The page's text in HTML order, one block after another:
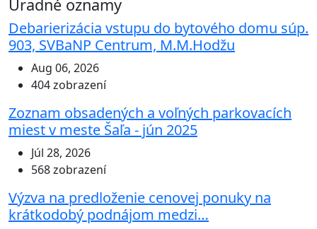
Úradné oznamy
Debarierizácia vstupu do bytového domu súp.
903, SVBaNP Centrum, M.M.Hodžu
Aug 06, 2026
404 zobrazení
Zoznam obsadených a voľných parkovacích
miest v meste Šaľa - jún 2025
Júl 28, 2026
568 zobrazení
Výzva na predloženie cenovej ponuky na
krátkodobý podnájom medzi…